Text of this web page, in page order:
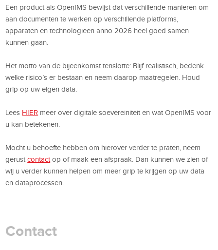
Een product als OpenIMS bewijst dat verschillende manieren om
aan documenten te werken op verschillende platforms,
apparaten en technologieën anno 2026 heel goed samen
kunnen gaan.
Het motto van de bijeenkomst tenslotte: Blijf realistisch, bedenk
welke risico’s er bestaan en neem daarop maatregelen. Houd
grip op uw eigen data.
Lees HIER meer over digitale soevereiniteit en wat OpenIMS voor
u kan betekenen.
Mocht u behoefte hebben om hierover verder te praten, neem
gerustcontact op of maak een afspraak. Dan kunnen we zien of
wij u verder kunnen helpen om meer grip te krijgen op uw data
en dataprocessen.
Contact